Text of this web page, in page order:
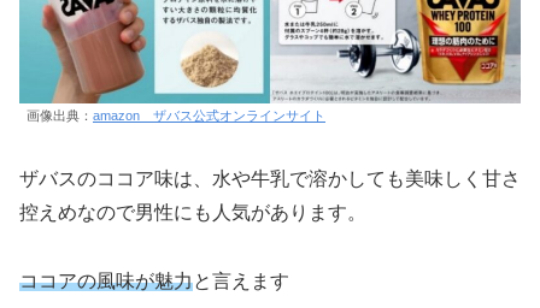
画像出典： amazon ザバス公式オンラインサイト
ザバスのココア味は、水や牛乳で溶かしても美味しく甘さ
控えめなので男性にも人気があります。
ココアの風味が魅力と言えます